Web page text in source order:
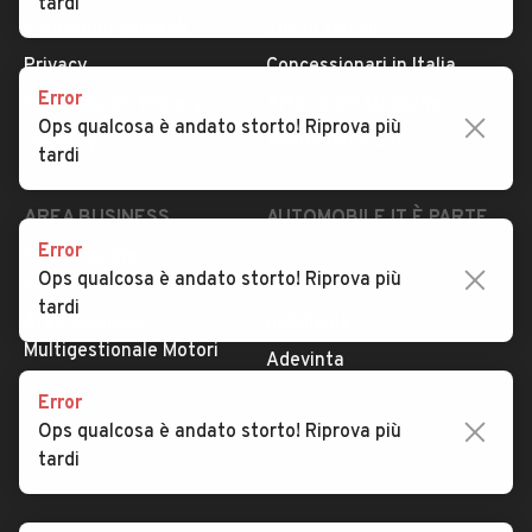
Privacy
Impostazioni Privacy
Security
Concessionari in Italia
Valutazione auto
AREA BUSINESS
Registrazione
concessionario
Multigestionale Motori
AUTOMOBILE.IT È PARTE
subito.it
Adevinta
SEGUICI
tardi
Error
Ops qualcosa è andato storto! Riprova più
tardi
Error
Ops qualcosa è andato storto! Riprova più
tardi
Error
Ops qualcosa è andato storto! Riprova più
tardi